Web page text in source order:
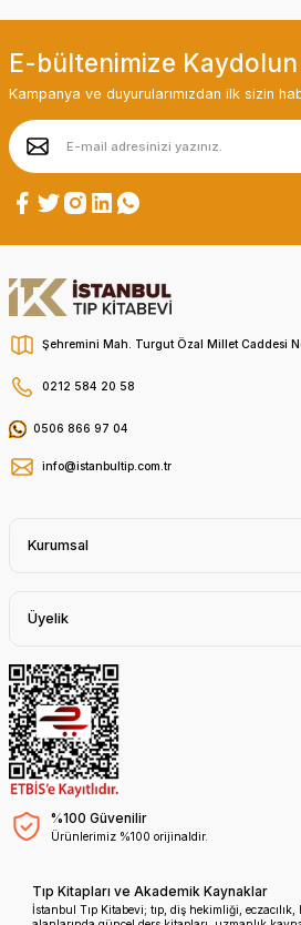
E-bültenimize Kaydolun
Kampanya ve duyurularımızdan ilk sizin
Şehremini Mah. Turgut Özal Millet Caddesi
0212 584 20 58
0506 866 97 04
info@istanbultip.com.tr
Kurumsal
Üyelik
%100 Güvenilir
Ürünlerimiz %100 orijinaldir.
Tıp Kitapları ve Akademik Kaynaklar
İstanbul Tıp Kitabevi; tıp, diş hekimliği,